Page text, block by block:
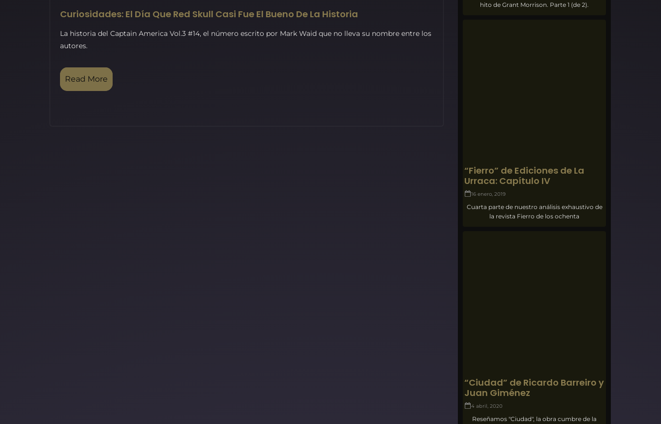
Curiosidades: El Día Que Red Skull Casi Fue El Bueno De La Historia
La historia del Captain America Vol.3 #14, el número escrito por Mark Waid que no lleva su nombre entre los
autores.
Read More
hito de Grant Morrison. Parte 1 (de 2).
“Fierro” de Ediciones de La
Urraca: Capítulo IV
16 enero, 2019
Cuarta parte de nuestro análisis exhaustivo de
la revista Fierro de los ochenta
“Ciudad” de Ricardo Barreiro y
Juan Giménez
4 abril, 2020
Reseñamos "Ciudad", la obra cumbre de la